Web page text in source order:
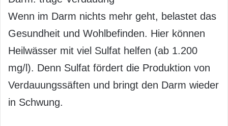
Wenn im Darm nichts mehr geht, belastet das
Gesundheit und Wohlbefinden. Hier können
Heilwässer mit viel Sulfat helfen (ab 1.200
mg/l). Denn Sulfat fördert die Produktion von
Verdauungssäften und bringt den Darm wieder
in Schwung.